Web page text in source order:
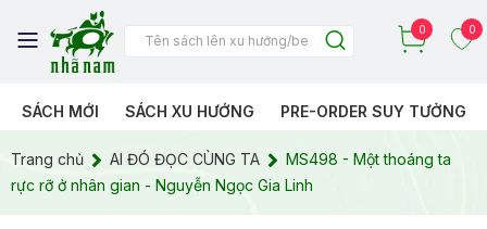
0 0
SÁCH MỚI SÁCH XU HƯỚNG PRE-ORDER SUY TƯỞNG
Trang chủ AI ĐÓ ĐỌC CÙNG TA
MS498 - Một thoáng ta
rực rỡ ở nhân gian - Nguyễn Ngọc Gia Linh